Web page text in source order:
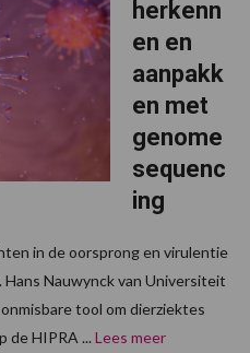
herkenn
en en
aanpakk
en met
genome
sequenc
ing
in de oorsprong en virulentie
Nauwynck van Universiteit
tool om dierziektes
de HIPRA ... Lees meer